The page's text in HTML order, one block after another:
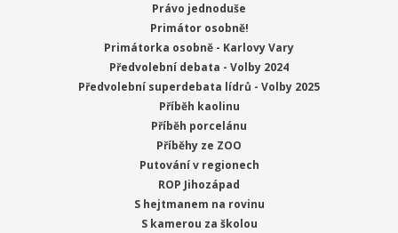
Právo jednoduše
Primátor osobně!
Primátorka osobně - Karlovy Vary
Předvolební debata - Volby 2024
Předvolební superdebata lídrů - Volby 2025
Příběh kaolinu
Příběh porcelánu
Příběhy ze ZOO
Putování v regionech
ROP Jihozápad
S hejtmanem na rovinu
S kamerou za školou